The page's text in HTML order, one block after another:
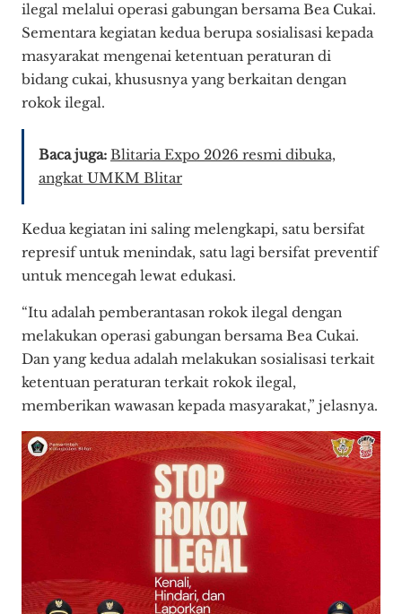
ilegal melalui operasi gabungan bersama Bea Cukai.
Sementara kegiatan kedua berupa sosialisasi kepada
masyarakat mengenai ketentuan peraturan di
bidang cukai, khususnya yang berkaitan dengan
rokok ilegal.
Baca juga: Blitaria Expo 2026 resmi dibuka,
angkat UMKM Blitar
Kedua kegiatan ini saling melengkapi, satu bersifat
represif untuk menindak, satu lagi bersifat preventif
untuk mencegah lewat edukasi.
“Itu adalah pemberantasan rokok ilegal dengan
melakukan operasi gabungan bersama Bea Cukai.
Dan yang kedua adalah melakukan sosialisasi terkait
ketentuan peraturan terkait rokok ilegal,
memberikan wawasan kepada masyarakat,” jelasnya.